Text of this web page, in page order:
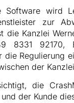
wird
zur
die Kanzlei
8331 92170,
die Regulierung
der
die
der Kunde